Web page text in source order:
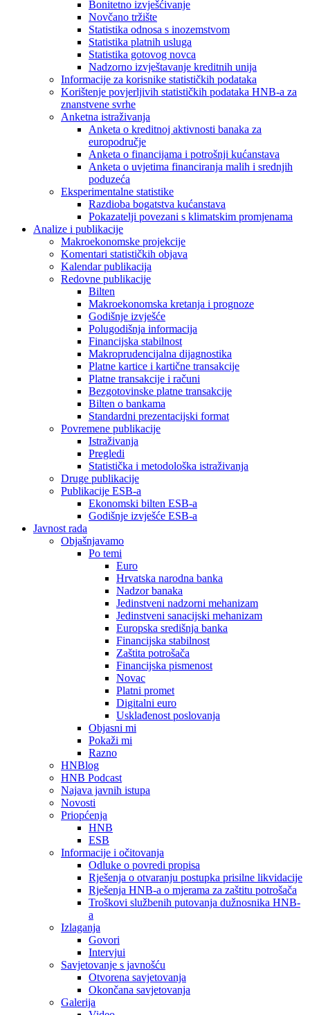
Bonitetno izvješćivanje
Novčano tržište
Statistika odnosa s inozemstvom
Statistika platnih usluga
Statistika gotovog novca
Nadzorno izvještavanje kreditnih unija
Informacije za korisnike statističkih podataka
Korištenje povjerljivih statističkih podataka HNB-a za
znanstvene svrhe
Anketna istraživanja
Anketa o kreditnoj aktivnosti banaka za
europodručje
Anketa o financijama i potrošnji kućanstava
Anketa o uvjetima financiranja malih i srednjih
poduzeća
Eksperimentalne statistike
Razdioba bogatstva kućanstava
Pokazatelji povezani s klimatskim promjenama
Analize i publikacije
Makroekonomske projekcije
Komentari statističkih objava
Kalendar publikacija
Redovne publikacije
Bilten
Makroekonomska kretanja i prognoze
Godišnje izvješće
Polugodišnja informacija
Financijska stabilnost
Makroprudencijalna dijagnostika
Platne kartice i kartične transakcije
Platne transakcije i računi
Bezgotovinske platne transakcije
Bilten o bankama
Standardni prezentacijski format
Povremene publikacije
Istraživanja
Pregledi
Statistička i metodološka istraživanja
Druge publikacije
Publikacije ESB-a
Ekonomski bilten ESB-a
Godišnje izvješće ESB-a
Javnost rada
Objašnjavamo
Po temi
Euro
Hrvatska narodna banka
Nadzor banaka
Jedinstveni nadzorni mehanizam
Jedinstveni sanacijski mehanizam
Europska središnja banka
Financijska stabilnost
Zaštita potrošača
Financijska pismenost
Novac
Platni promet
Digitalni euro
Usklađenost poslovanja
Objasni mi
Pokaži mi
Razno
HNBlog
HNB Podcast
Najava javnih istupa
Novosti
Priopćenja
HNB
ESB
Informacije i očitovanja
Odluke o povredi propisa
Rješenja o otvaranju postupka prisilne likvidacije
Rješenja HNB-a o mjerama za zaštitu potrošača
Troškovi službenih putovanja dužnosnika HNB-
a
Izlaganja
Govori
Intervjui
Savjetovanje s javnošću
Otvorena savjetovanja
Okončana savjetovanja
Galerija